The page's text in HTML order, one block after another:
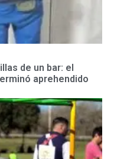
de un bar: el
aprehendido